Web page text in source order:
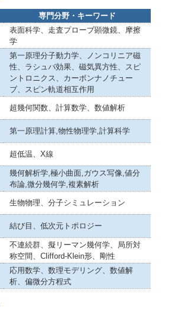
専門分野・キーワード
表面科学、走査プローブ顕微鏡、摩擦
学
第一原理分子動力学、ノンコリニア磁
性、ラシュバ効果、磁気異方性、スピ
ントロニクス、カーボンナノチュー
ブ、スピン軌道相互作用
超幾何関数、計算数学、数値解析
第一原理計算,物性物理学,計算科学
超低温、X線
幾何解析学,極小曲面,ガウス写像,値分
布論,微分幾何学,複素解析
生物物理、分子シミュレーション
結び目、低次元トポロジー
不連続群、擬リーマン幾何学、局所対
称空間、Clifford-Klein形、剛性
応用数学、数理モデリング、数値解
析、偏微分方程式